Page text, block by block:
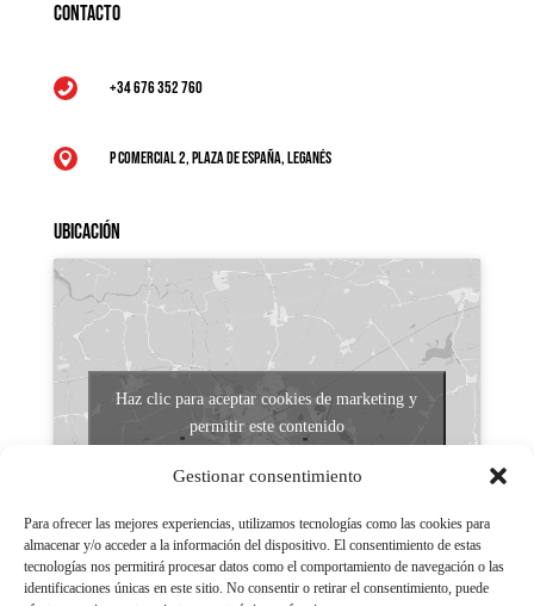
Gestionar consentimiento
Para ofrecer las mejores experiencias, utilizamos tecnologías como las cookies para
almacenar y/o acceder a la información del dispositivo. El consentimiento de estas
tecnologías nos permitirá procesar datos como el comportamiento de navegación o las
identificaciones únicas en este sitio. No consentir o retirar el consentimiento, puede
Contacto
 +34 676 352 760
 P Comercial 2, Plaza de España, Leganés
Ubicación
Haz clic para aceptar cookies de marketing y
permitir este contenido